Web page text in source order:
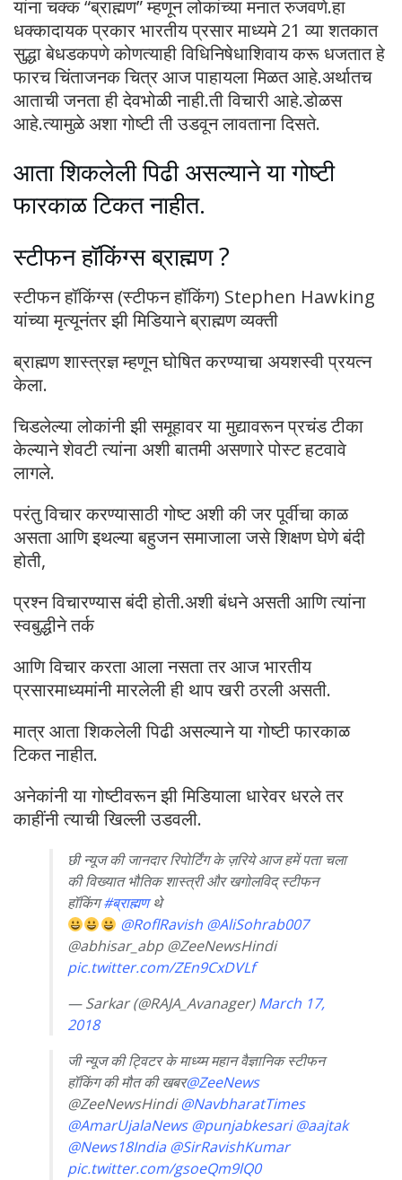
यांना चक्क “ब्राह्मण” म्हणून लोकांच्या मनात रुजवणे.हा
धक्कादायक प्रकार भारतीय प्रसार माध्यमे 21 व्या शतकात
सुद्धा बेधडकपणे कोणत्याही विधिनिषेधाशिवाय करू धजतात हे
फारच चिंताजनक चित्र आज पाहायला मिळत आहे.अर्थातच
आताची जनता ही देवभोळी नाही.ती विचारी आहे.डोळस
आहे.त्यामुळे अशा गोष्टी ती उडवून लावताना दिसते.
आता शिकलेली पिढी असल्याने या गोष्टी
फारकाळ टिकत नाहीत.
स्टीफन हॉकिंग्स ब्राह्मण ?
स्टीफन हॉकिंग्स (स्टीफन हॉकिंग) Stephen Hawking
यांच्या मृत्यूनंतर झी मिडियाने ब्राह्मण व्यक्ती
ब्राह्मण शास्त्रज्ञ म्हणून घोषित करण्याचा अयशस्वी प्रयत्न
केला.
चिडलेल्या लोकांनी झी समूहावर या मुद्यावरून प्रचंड टीका
केल्याने शेवटी त्यांना अशी बातमी असणारे पोस्ट हटवावे
लागले.
परंतु विचार करण्यासाठी गोष्ट अशी की जर पूर्वीचा काळ
असता आणि इथल्या बहुजन समाजाला जसे शिक्षण घेणे बंदी
होती,
प्रश्न विचारण्यास बंदी होती.अशी बंधने असती आणि त्यांना
स्वबुद्धीने तर्क
आणि विचार करता आला नसता तर आज भारतीय
प्रसारमाध्यमांनी मारलेली ही थाप खरी ठरली असती.
मात्र आता शिकलेली पिढी असल्याने या गोष्टी फारकाळ
टिकत नाहीत.
अनेकांनी या गोष्टीवरून झी मिडियाला धारेवर धरले तर
काहींनी त्याची खिल्ली उडवली.
छी न्यूज की जानदार रिपोर्टिंग के ज़रिये आज हमें पता चला
की विख्यात भौतिक शास्त्री और खगोलविद् स्टीफन
हॉकिंग#ब्राह्मणथे
@RoflRavish @AliSohrab007
@abhisar_abp @ZeeNewsHindi
pic.twitter.com/ZEn9CxDVLf
— Sarkar (@RAJA_Avanager)March 17,
2018
जी न्यूज की ट्विटर के माध्य्म महान वैज्ञानिक स्टीफन
हॉकिंग की मौत की खबर@ZeeNews
@ZeeNewsHindi@NavbharatTimes
@AmarUjalaNews @punjabkesari @aajtak
@News18India @SirRavishKumar
pic.twitter.com/gsoeQm9lQ0